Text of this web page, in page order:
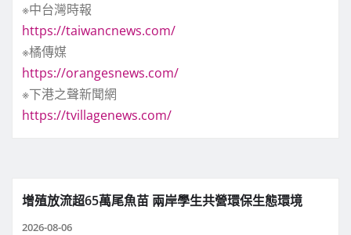
※中台灣時報
https://taiwancnews.com/
※橘傳媒
https://orangesnews.com/
※下港之聲新聞網
https://tvillagenews.com/
增殖放流超65萬尾魚苗 兩岸學生共營環保生態環境
2026-08-06